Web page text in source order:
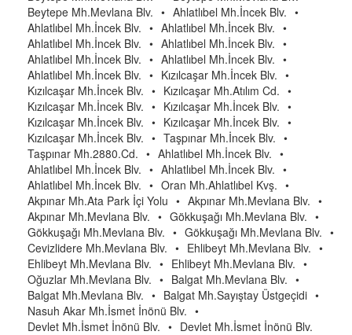
Beytepe Mh.Mevlana Blv. • Ahlatlıbel Mh.İncek Blv. •
Ahlatlıbel Mh.İncek Blv. • Ahlatlıbel Mh.İncek Blv. •
Ahlatlıbel Mh.İncek Blv. • Ahlatlıbel Mh.İncek Blv. •
Ahlatlıbel Mh.İncek Blv. • Ahlatlıbel Mh.İncek Blv. •
Ahlatlıbel Mh.İncek Blv. • Kızılcaşar Mh.İncek Blv. •
Kızılcaşar Mh.İncek Blv. • Kızılcaşar Mh.Atılım Cd. •
Kızılcaşar Mh.İncek Blv. • Kızılcaşar Mh.İncek Blv. •
Kızılcaşar Mh.İncek Blv. • Kızılcaşar Mh.İncek Blv. •
Kızılcaşar Mh.İncek Blv. • Taşpınar Mh.İncek Blv. •
Taşpınar Mh.2880.Cd. • Ahlatlıbel Mh.İncek Blv. •
Ahlatlıbel Mh.İncek Blv. • Ahlatlıbel Mh.İncek Blv. •
Ahlatlıbel Mh.İncek Blv. • Oran Mh.Ahlatlıbel Kvş. •
Akpınar Mh.Ata Park İçi Yolu • Akpınar Mh.Mevlana Blv. •
Akpınar Mh.Mevlana Blv. • Gökkuşağı Mh.Mevlana Blv. •
Gökkuşağı Mh.Mevlana Blv. • Gökkuşağı Mh.Mevlana Blv. •
Cevizlidere Mh.Mevlana Blv. • Ehlibeyt Mh.Mevlana Blv. •
Ehlibeyt Mh.Mevlana Blv. • Ehlibeyt Mh.Mevlana Blv. •
Oğuzlar Mh.Mevlana Blv. • Balgat Mh.Mevlana Blv. •
Balgat Mh.Mevlana Blv. • Balgat Mh.Sayıştay Üstgeçidi •
Nasuh Akar Mh.İsmet İnönü Blv. •
Devlet Mh.İsmet İnönü Blv. • Devlet Mh.İsmet İnönü Blv.